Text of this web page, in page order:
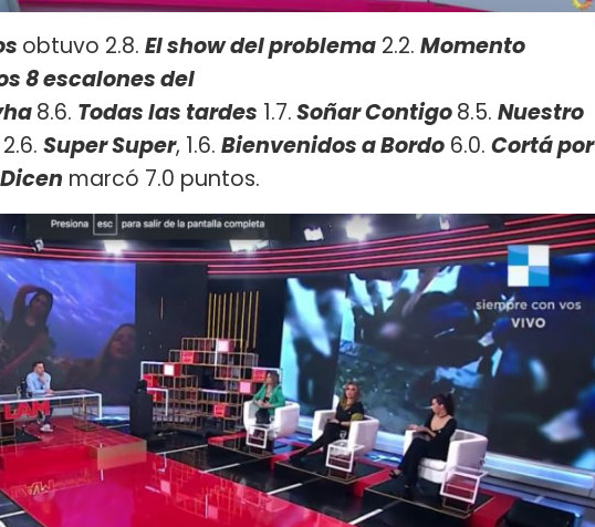
obtuvo 2.8. El show del problema 2.2. Momento
8 escalones del
8.6. Todas las tardes 1.7.Soñar Contigo8.5. Nuestro
2.6. Super Super, 1.6. Bienvenidos a Bordo 6.0. Cortá por
marcó 7.0 puntos.